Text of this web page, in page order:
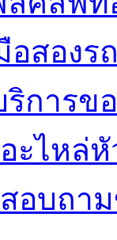
สองร
ริการข
อะไหล่
อบถา